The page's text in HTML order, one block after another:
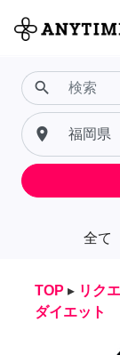
全て
search
place
TOP ▸ リク
ダイエット